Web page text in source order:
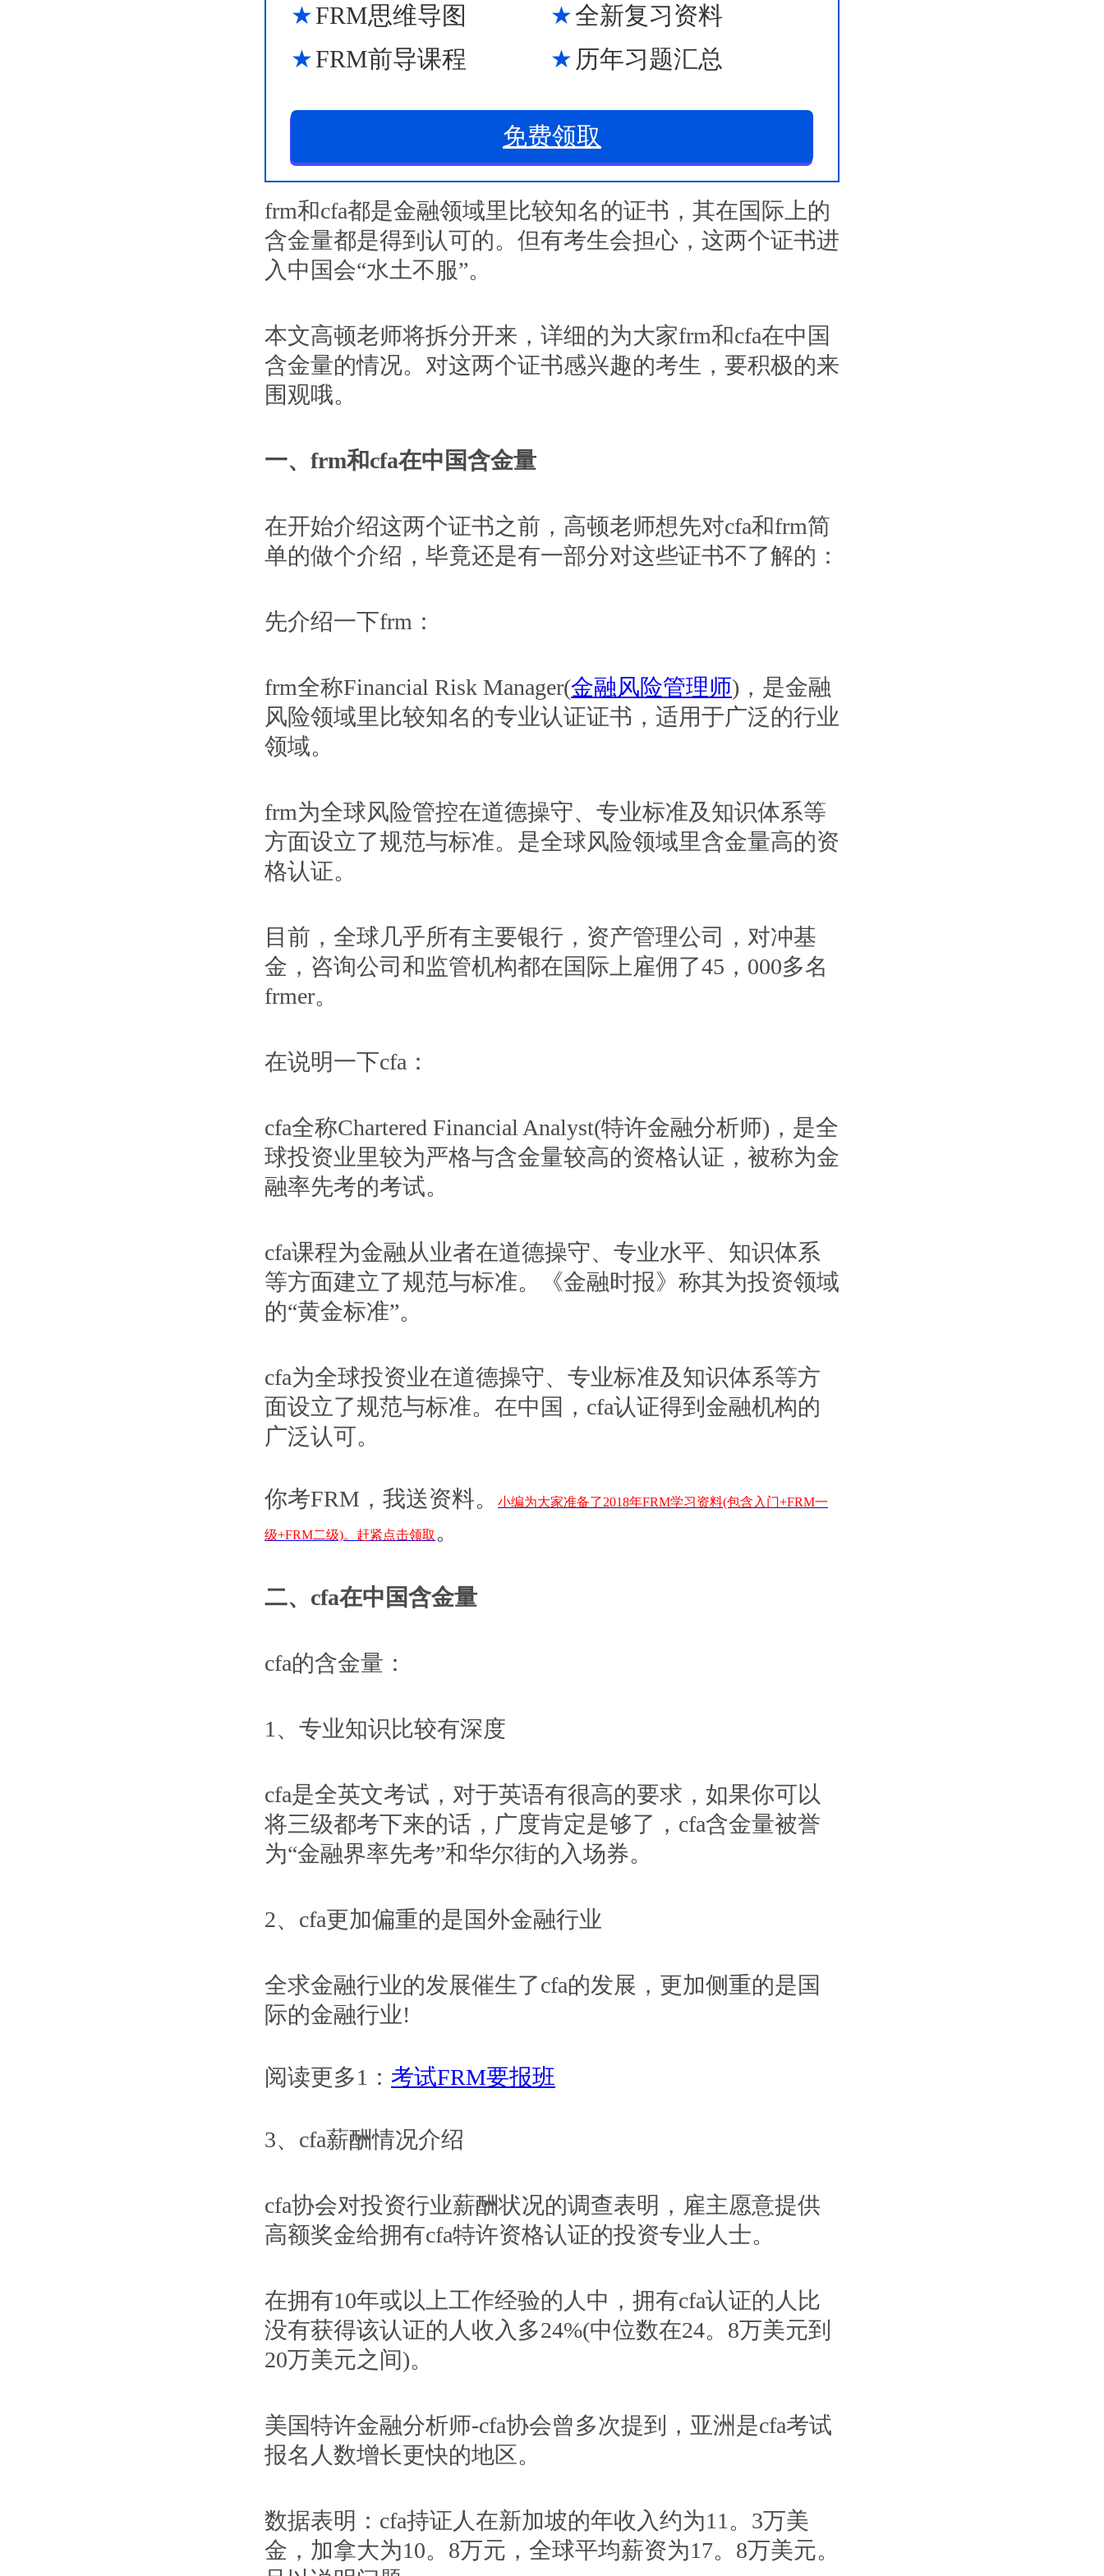
FRM思维导图
全新复习资料
FRM前导课程
历年习题汇总
免费领取
frm和cfa都是金融领域里比较知名的证书，其在国际上的
含金量都是得到认可的。但有考生会担心，这两个证书进
入中国会“水土不服”。
本文高顿老师将拆分开来，详细的为大家frm和cfa在中国
含金量的情况。对这两个证书感兴趣的考生，要积极的来
围观哦。
一、frm和cfa在中国含金量
在开始介绍这两个证书之前，高顿老师想先对cfa和frm简
单的做个介绍，毕竟还是有一部分对这些证书不了解的：
先介绍一下frm：
frm全称Financial Risk Manager(金融风险管理师)，是金融
风险领域里比较知名的专业认证证书，适用于广泛的行业
领域。
frm为全球风险管控在道德操守、专业标准及知识体系等
方面设立了规范与标准。是全球风险领域里含金量高的资
格认证。
目前，全球几乎所有主要银行，资产管理公司，对冲基
金，咨询公司和监管机构都在国际上雇佣了45，000多名
frmer。
在说明一下cfa：
cfa全称Chartered Financial Analyst(特许金融分析师)，是全
球投资业里较为严格与含金量较高的资格认证，被称为金
融率先考的考试。
cfa课程为金融从业者在道德操守、专业水平、知识体系
等方面建立了规范与标准。《金融时报》称其为投资领域
的“黄金标准”。
cfa为全球投资业在道德操守、专业标准及知识体系等方
面设立了规范与标准。在中国，cfa认证得到金融机构的
广泛认可。
你考FRM，我送资料。 小编为大家准备了2018年FRM学习资料(包含入门+FRM一
级+FRM二级)。赶紧点击领取 。
二、cfa在中国含金量
cfa的含金量：
1、专业知识比较有深度
cfa是全英文考试，对于英语有很高的要求，如果你可以
将三级都考下来的话，广度肯定是够了，cfa含金量被誉
为“金融界率先考”和华尔街的入场券。
2、cfa更加偏重的是国外金融行业
全求金融行业的发展催生了cfa的发展，更加侧重的是国
际的金融行业!
阅读更多1： 考试FRM要报班
3、cfa薪酬情况介绍
cfa协会对投资行业薪酬状况的调查表明，雇主愿意提供
高额奖金给拥有cfa特许资格认证的投资专业人士。
在拥有10年或以上工作经验的人中，拥有cfa认证的人比
没有获得该认证的人收入多24%(中位数在24。8万美元到
20万美元之间)。
美国特许金融分析师-cfa协会曾多次提到，亚洲是cfa考试
报名人数增长更快的地区。
数据表明：cfa持证人在新加坡的年收入约为11。3万美
金，加拿大为10。8万元，全球平均薪资为17。8万美元。